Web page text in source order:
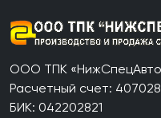
ООО ТПК
Расчетный счет:
БИК: 042202821